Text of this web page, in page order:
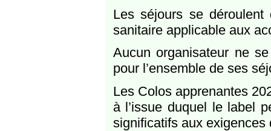
Les séjours se
sanitaire applicable aux
Aucun organisateur ne
pour l’ensemble de ses
Les Colos apprenantes
à l’issue duquel le label
significatifs aux exigences